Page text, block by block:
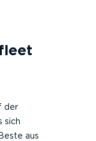
der
sich
aus